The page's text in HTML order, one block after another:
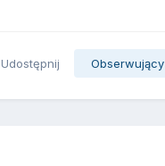
Udostępnij Obserwujący